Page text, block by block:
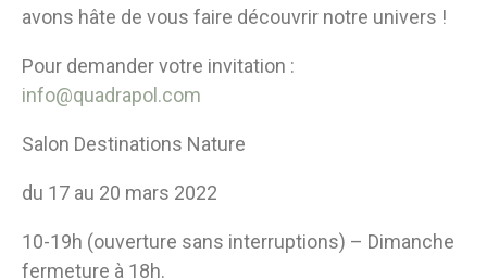
avons hâte de vous faire découvrir notre univers !
Pour demander votre invitation :
info@quadrapol.com
Salon Destinations Nature
du 17 au 20 mars 2022
10-19h (ouverture sans interruptions) – Dimanche
fermeture à 18h.